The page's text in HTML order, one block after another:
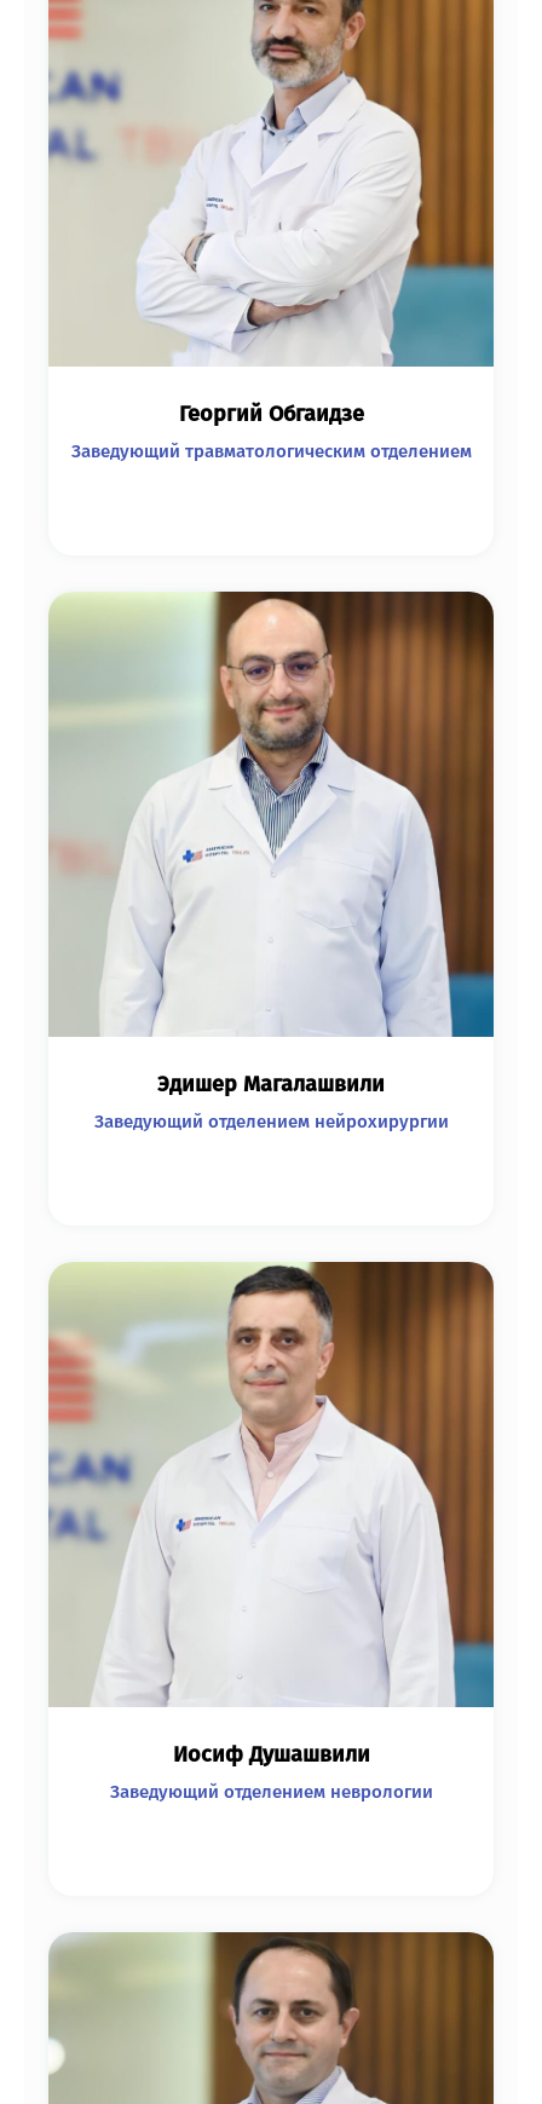
Георгий Обгаидзе
Заведующий травматологическим отделением
Эдишер Магалашвили
Заведующий отделением нейрохирургии
Иосиф Душашвили
Заведующий отделением неврологии